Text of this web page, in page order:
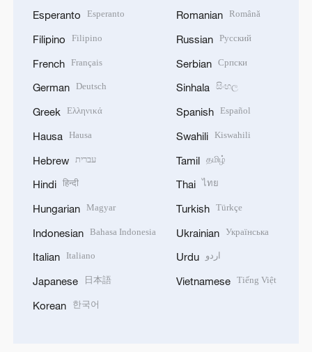
Esperanto Esperanto
Filipino Filipino
French Français
German Deutsch
Greek Ελληνικά
Hausa Hausa
Hebrew עברית
Hindi हिन्दी
Hungarian Magyar
Indonesian Bahasa Indonesia
Italian Italiano
Japanese 日本語
Korean 한국어
Romanian Română
Russian Русский
Serbian Српски
Sinhala සිංහල
Spanish Español
Swahili Kiswahili
Tamil தமிழ்
Thai ไทย
Turkish Türkçe
Ukrainian Українська
Urdu اردو
Vietnamese Tiếng Việt